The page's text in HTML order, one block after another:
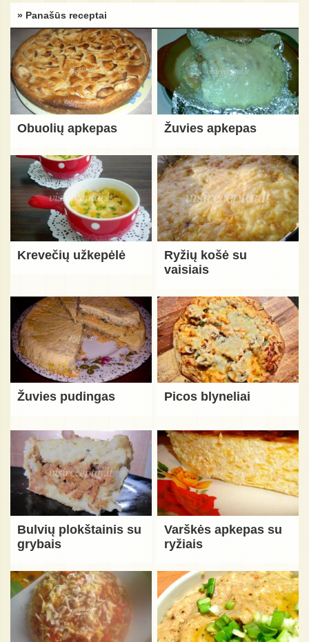
» Panašūs receptai
Obuolių apkepas Žuvies apkepas
Krevečių užkepėlė
Ryžių košė su
vaisiais
Žuvies pudingas Picos blyneliai
Bulvių plokštainis su
grybais
Varškės apkepas su
ryžiais